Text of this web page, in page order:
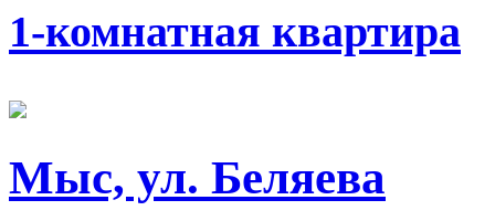
1-комнатная квартира
Мыс, ул. Беляева